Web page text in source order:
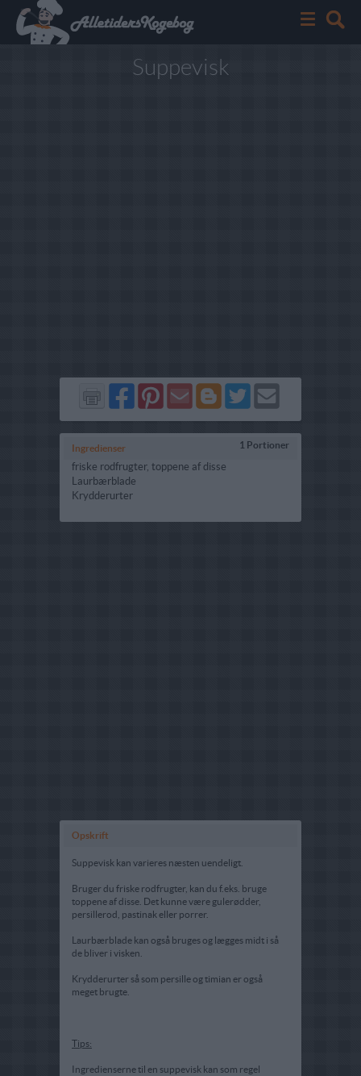
Suppevisk
Del
på
Facebook
Del
på
Pinterest
Send
via
GMail
Del
på
Blogger
Del
på
Twitter
Send
Ingredienser 1 Portioner
friske rodfrugter, toppene af disse
Laurbærblade
Krydderurter
Opskrift
Suppevisk kan varieres næsten uendeligt.
Bruger du friske rodfrugter, kan du f.eks. bruge
toppene af disse. Det kunne være gulerødder,
persillerod, pastinak eller porrer.
Laurbærblade kan også bruges og lægges midt i så
de bliver i visken.
Krydderurter så som persille og timian er også
meget brugte.
Tips:
Ingredienserne til en suppevisk kan som regel